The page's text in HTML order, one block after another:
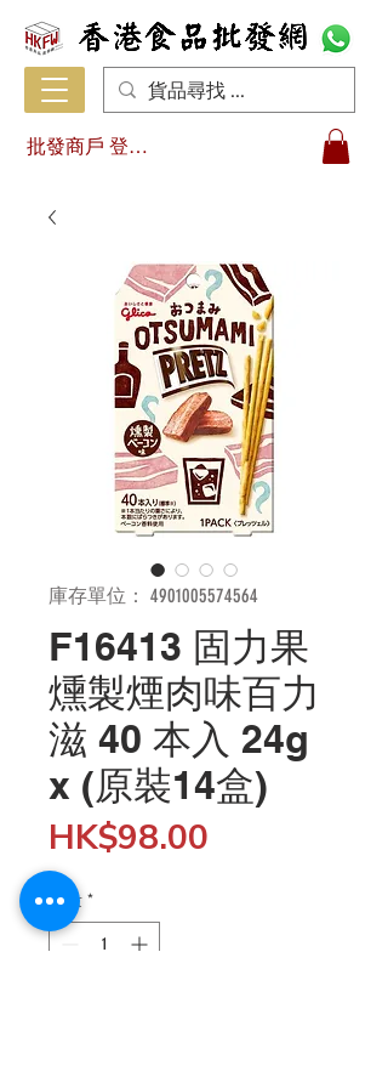
批發商戶 登入/註冊
庫存單位： 4901005574564
F16413 固力果
燻製煙肉味百力
滋 40 本入 24g
x (原裝14盒)
HK$98.00
數量 *